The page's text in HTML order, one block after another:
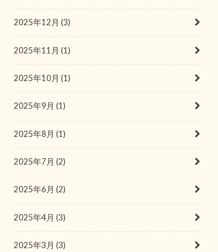
2025年12月 (3)
2025年11月 (1)
2025年10月 (1)
2025年9月 (1)
2025年8月 (1)
2025年7月 (2)
2025年6月 (2)
2025年4月 (3)
2025年3月 (3)